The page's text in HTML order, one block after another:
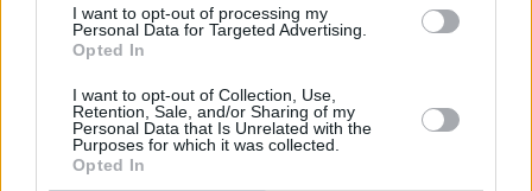
I want to opt-out of processing my
Personal Data for Targeted Advertising.
Opted In
I want to opt-out of Collection, Use,
Retention, Sale, and/or Sharing of my
Personal Data that Is Unrelated with the
Purposes for which it was collected.
Opted In